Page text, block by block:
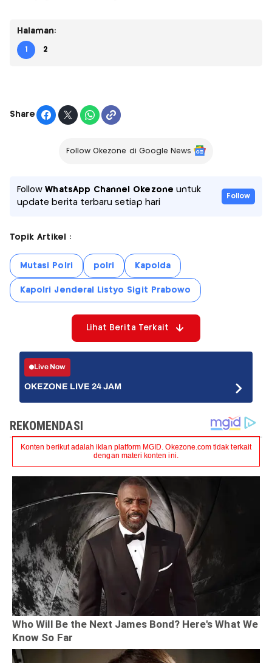
Halaman:
1 2
Share
Follow Okezone di Google News
FollowWhatsApp Channel Okezone untuk
update berita terbaru setiap hari
Follow
Topik Artikel :
Mutasi Polri polri Kapolda
Kapolri Jenderal Listyo Sigit Prabowo
Lihat Berita Terkait
Live Now
OKEZONE LIVE 24 JAM